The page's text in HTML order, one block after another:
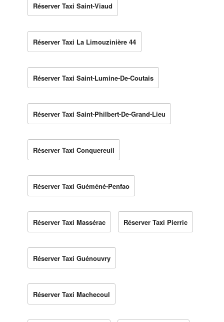
Réserver Taxi Saint-Viaud
Réserver Taxi La Limouzinière 44
Réserver Taxi Saint-Lumine-De-Coutais
Réserver Taxi Saint-Philbert-De-Grand-Lieu
Réserver Taxi Conquereuil
Réserver Taxi Guéméné-Penfao
Réserver Taxi Massérac Réserver Taxi Pierric
Réserver Taxi Guénouvry
Réserver Taxi Machecoul